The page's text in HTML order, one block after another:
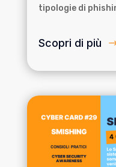
tipologie di
Scopri di più